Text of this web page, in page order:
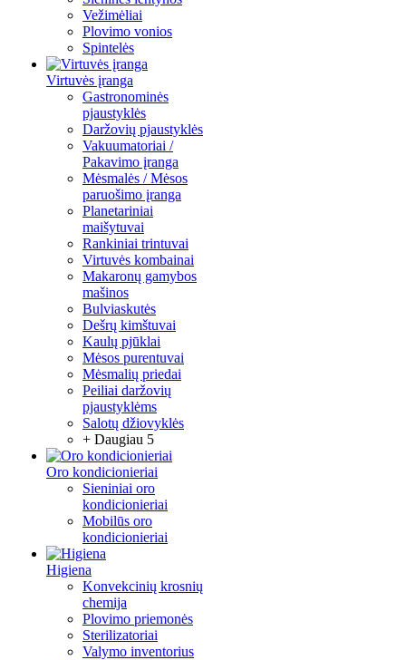
Vežimėliai
Plovimo vonios
Spintelės
Virtuvės įranga
Gastronominės
pjaustyklės
Daržovių pjaustyklės
Vakuumatoriai /
Pakavimo įranga
Mėsmalės / Mėsos
paruošimo įranga
Planetariniai
maišytuvai
Rankiniai trintuvai
Virtuvės kombainai
Makaronų gamybos
mašinos
Bulviaskutės
Dešrų kimštuvai
Kaulų pjūklai
Mėsos purentuvai
Mėsmalių priedai
Peiliai daržovių
pjaustyklėms
Salotų džiovyklės
+ Daugiau 5
Oro kondicionieriai
Sieniniai oro
kondicionieriai
Mobilūs oro
kondicionieriai
Higiena
Konvekcinių krosnių
chemija
Plovimo priemonės
Sterilizatoriai
Valymo inventorius